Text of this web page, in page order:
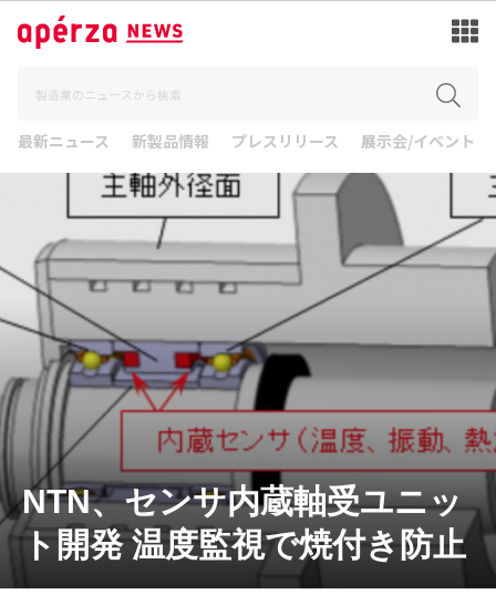
最新ニュース 新製品情報 プレスリリース 展示会/イベント
NTN、センサ内蔵軸受ユニッ
ト開発 温度監視で焼付き防止